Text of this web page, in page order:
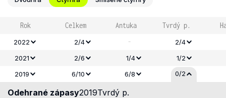
Rok Celkem Antuka Tvrdý p.
2022 2/4 -
2/4
2021
2/6 1/4
1/2
2019
6/10 6/8 0/2
Odehrané zápasy2019Tvrdý p.